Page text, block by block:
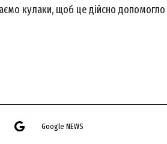
кулаки, щоб це дійсно
Google NEWS